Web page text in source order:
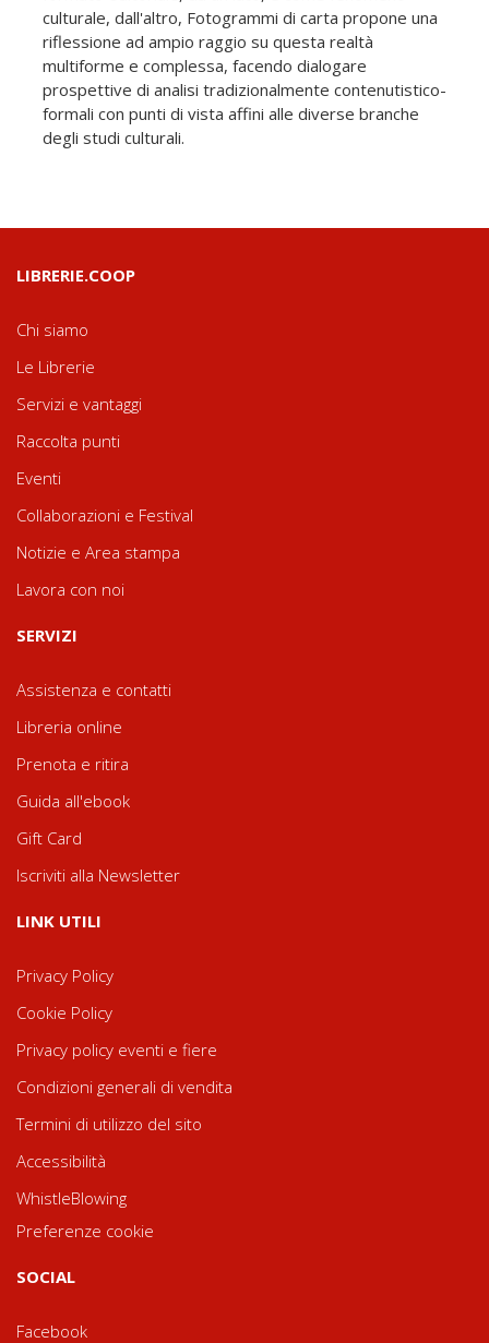
culturale, dall'altro, Fotogrammi di carta propone una
riflessione ad ampio raggio su questa realtà
multiforme e complessa, facendo dialogare
prospettive di analisi tradizionalmente contenutistico-
formali con punti di vista affini alle diverse branche
degli studi culturali.
LIBRERIE.COOP
Chi siamo
Le Librerie
Servizi e vantaggi
Raccolta punti
Eventi
Collaborazioni e Festival
Notizie e Area stampa
Lavora con noi
SERVIZI
Assistenza e contatti
Libreria online
Prenota e ritira
Guida all'ebook
Gift Card
Iscriviti alla Newsletter
LINK UTILI
Privacy Policy
Cookie Policy
Privacy policy eventi e fiere
Condizioni generali di vendita
Termini di utilizzo del sito
Accessibilità
WhistleBlowing
Preferenze cookie
SOCIAL
Facebook